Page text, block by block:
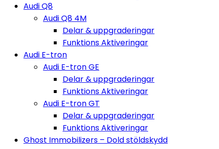
Audi Q8
Audi Q8 4M
Delar & uppgraderingar
Funktions Aktiveringar
Audi E-tron
Audi E-tron GE
Delar & uppgraderingar
Funktions Aktiveringar
Audi E-tron GT
Delar & uppgraderingar
Funktions Aktiveringar
Ghost Immobilizers – Dold stöldskydd